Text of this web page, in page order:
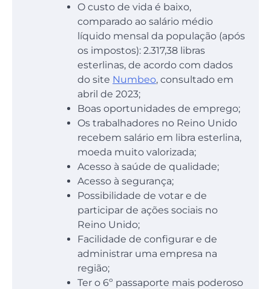
O custo de vida é baixo,
comparado ao salário médio
líquido mensal da população (após
os impostos): 2.317,38 libras
esterlinas, de acordo com dados
do site Numbeo, consultado em
abril de 2023;
Boas oportunidades de emprego;
Os trabalhadores no Reino Unido
recebem salário em libra esterlina,
moeda muito valorizada;
Acesso à saúde de qualidade;
Acesso à segurança;
Possibilidade de votar e de
participar de ações sociais no
Reino Unido;
Facilidade de configurar e de
administrar uma empresa na
região;
Ter o 6º passaporte mais poderoso